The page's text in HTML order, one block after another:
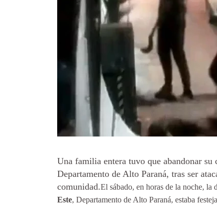
Una familia entera tuvo que abandonar
Departamento de Alto Paraná, tras ser
comunidad.El sábado, en horas de la noche,
Este, Departamento de Alto Paraná, estaba